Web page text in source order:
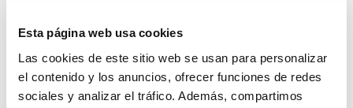
Esta página web usa cookies
Las cookies de este sitio web se usan para personalizar
el contenido y los anuncios, ofrecer funciones de redes
sociales y analizar el tráfico. Además, compartimos
establece una cuantía máxima de 20.000 euros por
solicitud y es incompatible con el programa general
EMPYME 2026, quedando excluidas las empresas
públicas, entidades sin ánimo de lucro, sociedades sin
personalidad jurídica, comunidades de bienes y